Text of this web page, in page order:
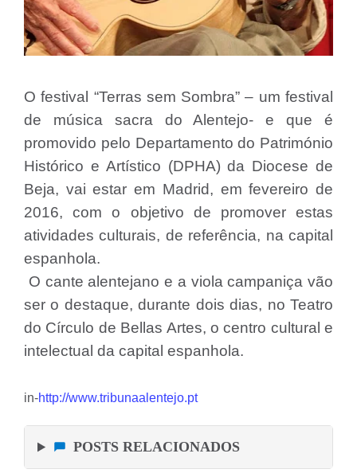
O festival “Terras sem Sombra” – um festival
de música sacra do Alentejo- e que é
promovido pelo Departamento do Património
Histórico e Artístico (DPHA) da Diocese de
Beja, vai estar em Madrid, em fevereiro de
2016, com o objetivo de promover estas
atividades culturais, de referência, na capital
espanhola.
O cante alentejano e a viola campaniça vão
ser o destaque, durante dois dias, no Teatro
do Círculo de Bellas Artes, o centro cultural e
intelectual da capital espanhola.
in-http://www.tribunaalentejo.pt
POSTS RELACIONADOS